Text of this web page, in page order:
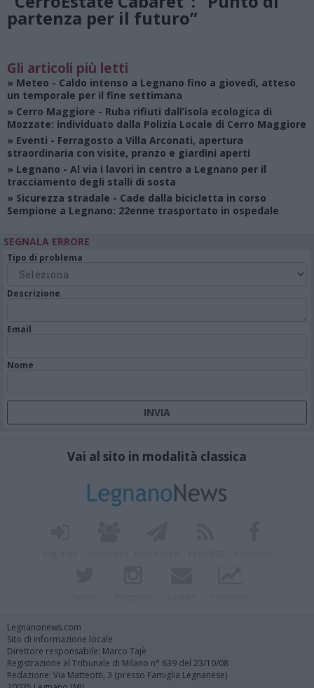
partenza per il futuro”
Gli articoli più letti
» Meteo - Caldo intenso a Legnano fino a giovedì, atteso
un temporale per il fine settimana
» Cerro Maggiore - Ruba rifiuti dall’isola ecologica di
Mozzate: individuato dalla Polizia Locale di Cerro Maggiore
» Eventi - Ferragosto a Villa Arconati, apertura
straordinaria con visite, pranzo e giardini aperti
» Legnano - Al via i lavori in centro a Legnano per il
tracciamento degli stalli di sosta
» Sicurezza stradale - Cade dalla bicicletta in corso
Sempione a Legnano: 22enne trasportato in ospedale
SEGNALA ERRORE
Tipo di problema
Descrizione
Email
Nome
Vai al sito in modalità classica
Legnanonews.com
Sito di informazione locale
Direttore responsabile: Marco Tajè
Registrazione al Tribunale di Milano n° 639 del 23/10/08
Redazione: Via Matteotti, 3 (presso Famiglia Legnanese)